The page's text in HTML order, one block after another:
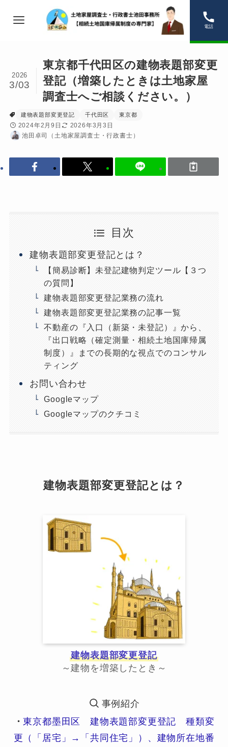
電話
東京都千代田区の建物表題部変更
登記（増築したときは土地家屋
調査士へご相談ください。）
2026
3/03
建物表題部変更登記 千代田区 東京都
2024年2月9日
2026年3月3日
池田卓司（土地家屋調査士・行政書士）
目次
建物表題部変更登記とは？
【簡易診断】未登記建物判定ツール【３つ
の質問】
建物表題部変更登記業務の流れ
建物表題部変更登記業務の記事一覧
不動産の『入口（新築・未登記）』から、
『出口戦略（確定測量・相続土地国庫帰属
制度）』までの長期的な視点でのコンサル
ティング
お問い合わせ
Googleマップ
Googleマップのクチコミ
建物表題部変更登記とは？
建物表題部変更登記
～建物を増築したとき～
事例紹介
・東京都墨田区 建物表題部変更登記 種類変
更（「居宅」→「共同住宅」）、建物所在地番